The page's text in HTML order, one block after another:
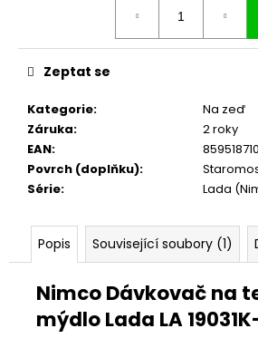
Kategorie:
Na zeď
Záruka:
2 roky
EAN:
Povrch (doplňku):
Série: Lada
Zeptat se
Popis Související soubory (1)
Nimco Dávkovač na
mýdlo Lada LA